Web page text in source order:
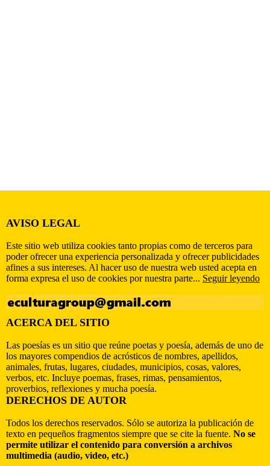
AVISO LEGAL
Este sitio web utiliza cookies tanto propias como de terceros para
poder ofrecer una experiencia personalizada y ofrecer publicidades
afines a sus intereses. Al hacer uso de nuestra web usted acepta en
forma expresa el uso de cookies por nuestra parte... Seguir leyendo
ACERCA DEL SITIO
Las poesías es un sitio que reúne poetas y poesía, además de uno de
los mayores compendios de acrósticos de nombres, apellidos,
animales, frutas, lugares, ciudades, municipios, cosas, valores,
verbos, etc. Incluye poemas, frases, rimas, pensamientos,
proverbios, reflexiones y mucha poesía.
DERECHOS DE AUTOR
Todos los derechos reservados. Sólo se autoriza la publicación de
texto en pequeños fragmentos siempre que se cite la fuente. No se
permite utilizar el contenido para conversión a archivos
multimedia (audio, video, etc.)